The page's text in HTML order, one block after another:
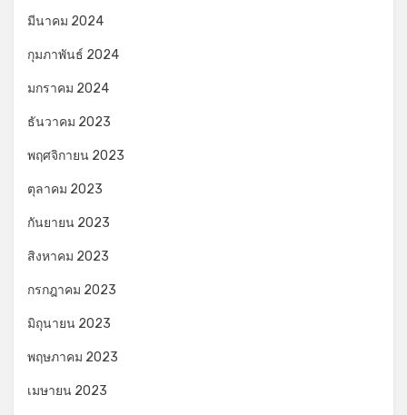
มีนาคม 2024
กุมภาพันธ์ 2024
มกราคม 2024
ธันวาคม 2023
พฤศจิกายน 2023
ตุลาคม 2023
กันยายน 2023
สิงหาคม 2023
กรกฎาคม 2023
มิถุนายน 2023
พฤษภาคม 2023
เมษายน 2023